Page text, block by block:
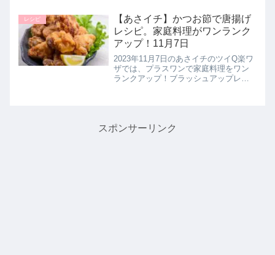
メを完全再現！韓国ドラマ妄想ごはん
レシピ【梨泰院クラス風！ス...
レシピ
【あさイチ】かつお節で唐揚げ
レシピ。家庭料理がワンランク
アップ！11月7日
2023年11月7日のあさイチのツイQ楽ワ
ザでは、プラスワンで家庭料理をワン
ランクアップ！ブラッシュアップレシ
スポンサーリンク